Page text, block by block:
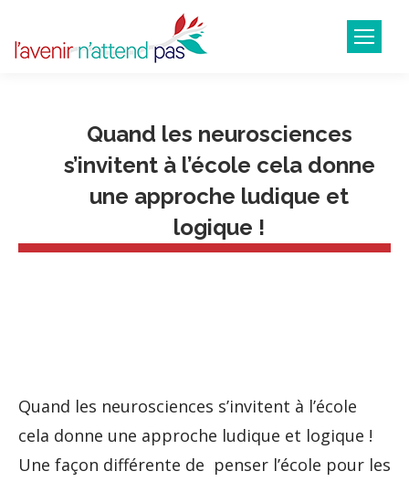
Quand les neurosciences
s’invitent à l’école cela donne
une approche ludique et
logique !
Quand les neurosciences s’invitent à l’école
cela donne une approche ludique et logique !
Une façon différente de penser l’école pour les